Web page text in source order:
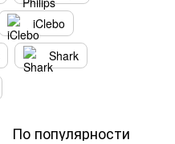
iClebo
Shark
По популярности